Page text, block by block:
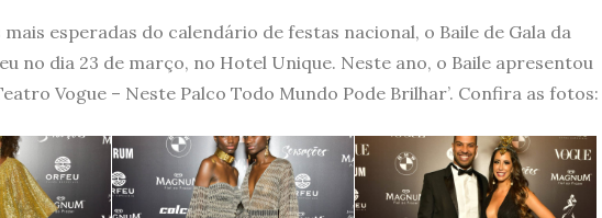
esperadas do calendário de festas nacional, o Baile de Gala da
no dia 23 de março, no Hotel Unique. Neste ano, o Baile apresentou
Vogue – Neste Palco Todo Mundo Pode Brilhar’. Confira as fotos: